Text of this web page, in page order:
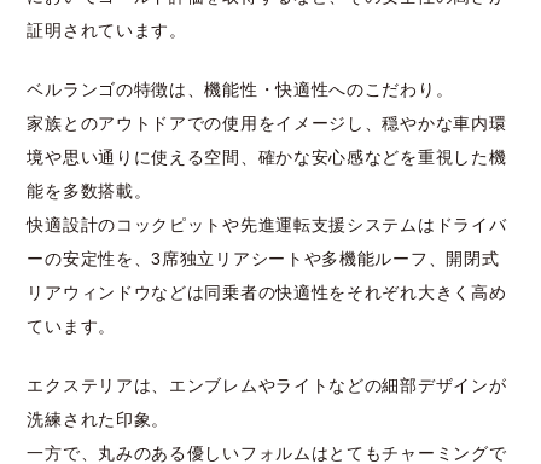
証明されています。
ベルランゴの特徴は、機能性・快適性へのこだわり。
家族とのアウトドアでの使用をイメージし、穏やかな車内環
境や思い通りに使える空間、確かな安心感などを重視した機
能を多数搭載。
快適設計のコックピットや先進運転支援システムはドライバ
ーの安定性を、3席独立リアシートや多機能ルーフ、開閉式
リアウィンドウなどは同乗者の快適性をそれぞれ大きく高め
ています。
エクステリアは、エンブレムやライトなどの細部デザインが
洗練された印象。
一方で、丸みのある優しいフォルムはとてもチャーミングで